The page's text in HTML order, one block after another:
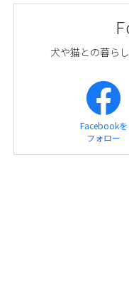
犬や猫との暮ら
Facebookを
フォロー